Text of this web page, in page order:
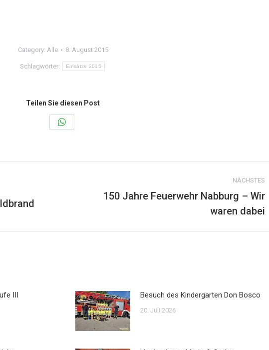
Category: Alle 8. August 2015
Schlagwörter: Einsätze 2015
Teilen Sie diesen Post
Share
NÄCHSTES
150 Jahre Feuerwehr Nabburg – Wir
waren dabei
III Besuch des Kindergarten Don Bosco
20. Juli 2026